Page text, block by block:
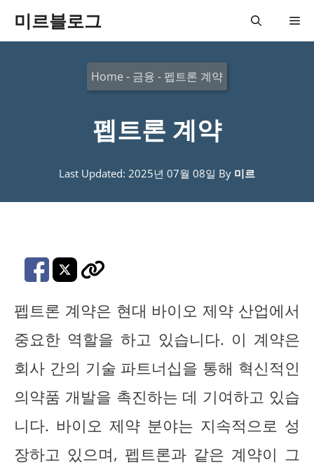
미르블로그 메
Home - 금융 - 펩트론 계약
펩트론 계약
Last Updated: 2025년 07월 08일 By 미르
펩트론 계약은 현대 바이오 제약 산업에서
중요한 역할을 하고 있습니다. 이 계약은
회사 간의 기술 파트너십을 통해 혁신적인
의약품 개발을 촉진하는 데 기여하고 있습
니다. 바이오 제약 분야는 지속적으로 성
장하고 있으며, 펩트론과 같은 계약이 그